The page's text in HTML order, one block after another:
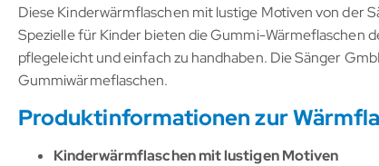
Diese Kinderwärmflaschen mit lustige Motiven von der
Spezielle für Kinder bieten die Gummi-Wärmeflaschen
pflegeleicht und einfach zu handhaben. Die Sänger
Gummiwärmeflaschen.
Produktinformationen zur
Kinderwärmflaschen mit lustigen Motiven